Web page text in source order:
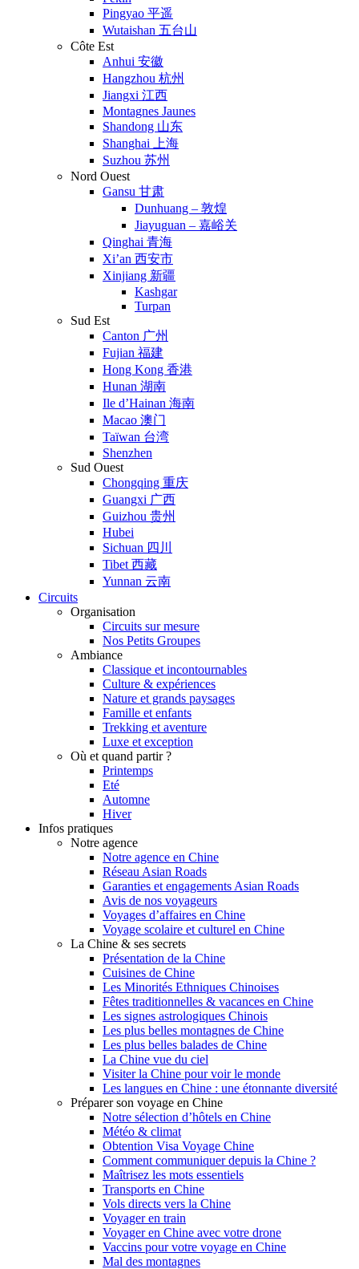
Pingyao 平遥
Wutaishan 五台山
Côte Est
Anhui 安徽
Hangzhou 杭州
Jiangxi 江西
Montagnes Jaunes
Shandong 山东
Shanghai 上海
Suzhou 苏州
Nord Ouest
Gansu 甘肃
Dunhuang – 敦煌
Jiayuguan – 嘉峪关
Qinghai 青海
Xi’an 西安市
Xinjiang 新疆
Kashgar
Turpan
Sud Est
Canton 广州
Fujian 福建
Hong Kong 香港
Hunan 湖南
Ile d’Hainan 海南
Macao 澳门
Taïwan 台湾
Shenzhen
Sud Ouest
Chongqing 重庆
Guangxi 广西
Guizhou 贵州
Hubei
Sichuan 四川
Tibet 西藏
Yunnan 云南
Circuits
Organisation
Circuits sur mesure
Nos Petits Groupes
Ambiance
Classique et incontournables
Culture & expériences
Nature et grands paysages
Famille et enfants
Trekking et aventure
Luxe et exception
Où et quand partir ?
Printemps
Eté
Automne
Hiver
Infos pratiques
Notre agence
Notre agence en Chine
Réseau Asian Roads
Garanties et engagements Asian Roads
Avis de nos voyageurs
Voyages d’affaires en Chine
Voyage scolaire et culturel en Chine
La Chine & ses secrets
Présentation de la Chine
Cuisines de Chine
Les Minorités Ethniques Chinoises
Fêtes traditionnelles & vacances en Chine
Les signes astrologiques Chinois
Les plus belles montagnes de Chine
Les plus belles balades de Chine
La Chine vue du ciel
Visiter la Chine pour voir le monde
Les langues en Chine : une étonnante diversité
Préparer son voyage en Chine
Notre sélection d’hôtels en Chine
Météo & climat
Obtention Visa Voyage Chine
Comment communiquer depuis la Chine ?
Maîtrisez les mots essentiels
Transports en Chine
Vols directs vers la Chine
Voyager en train
Voyager en Chine avec votre drone
Vaccins pour votre voyage en Chine
Mal des montagnes